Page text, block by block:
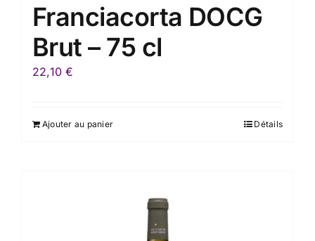
Franciacorta DOCG
Brut – 75 cl
22,10€
Ajouter au panier Détails